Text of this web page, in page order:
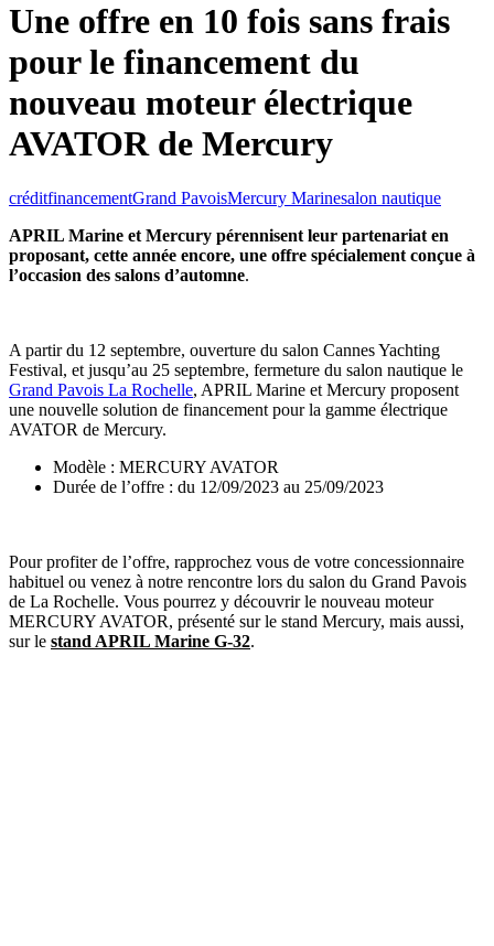
Une offre en 10 fois sans frais
pour le financement du
nouveau moteur électrique
AVATOR de Mercury
créditfinancementGrand PavoisMercury Marinesalon nautique
APRIL Marine et Mercury pérennisent leur partenariat en
proposant, cette année encore, une offre spécialement conçue à
l’occasion des salons d’automne.
A partir du 12 septembre, ouverture du salon Cannes Yachting
Festival, et jusqu’au 25 septembre, fermeture du salon nautique le
Grand Pavois La Rochelle, APRIL Marine et Mercury proposent
une nouvelle solution de financement pour la gamme électrique
AVATOR de Mercury.
Modèle : MERCURY AVATOR
Durée de l’offre : du 12/09/2023 au 25/09/2023
Pour profiter de l’offre, rapprochez vous de votre concessionnaire
habituel ou venez à notre rencontre lors du salon du Grand Pavois
de La Rochelle. Vous pourrez y découvrir le nouveau moteur
MERCURY AVATOR, présenté sur le stand Mercury, mais aussi,
sur le stand APRIL Marine G-32.